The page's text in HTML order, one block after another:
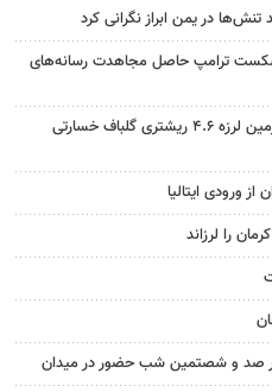
در یمن ابراز نگرانی کرد
شکست ترامپ حاصل مجاهدت رسانه‌های
مدیرعامل هلال احمر کرمان: زمین لرزه ۴.۶ ریشتری گلباف خسارتی
ورودی ایتالیا
صد و شصتمین شب حضور در میدان